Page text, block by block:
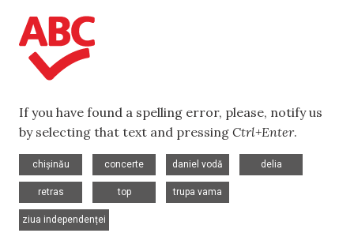
If you have found a spelling error, please, notify us
by selecting that text and pressing Ctrl+Enter.
chișinău
concerte
daniel vodă
delia
retras
top
trupa vama
ziua independenței